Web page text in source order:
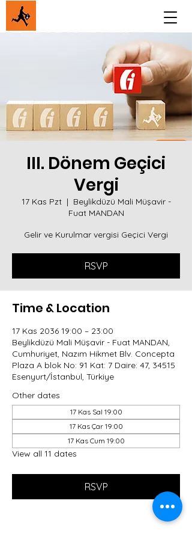
III. Dönem Geçici
Vergi
17 Kas Pzt
  |
Beylikdüzü Mali Müşavir -
Fuat MANDAN
Gelir ve Kurulmar vergisi Geçici Vergi
RSVP
Time & Location
17 Kas 2036 19:00 – 23:00
Beylikdüzü Mali Müşavir - Fuat MANDAN,
Cumhuriyet, Nazım Hikmet Blv. Concepta
Plaza A blok No: 91 Kat: 7 Daire: 47, 34515
Esenyurt/İstanbul, Türkiye
Other dates
17 Kas Sal 19:00
17 Kas Çar 19:00
17 Kas Cum 19:00
View all 11 dates
RSVP